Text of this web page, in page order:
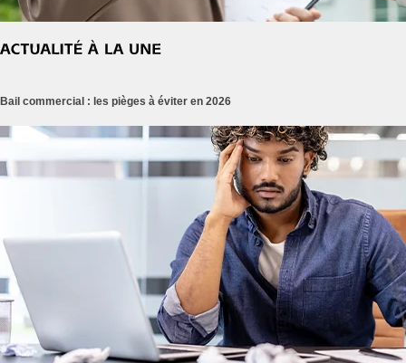
Bail commercial : les pièges à éviter en 2026